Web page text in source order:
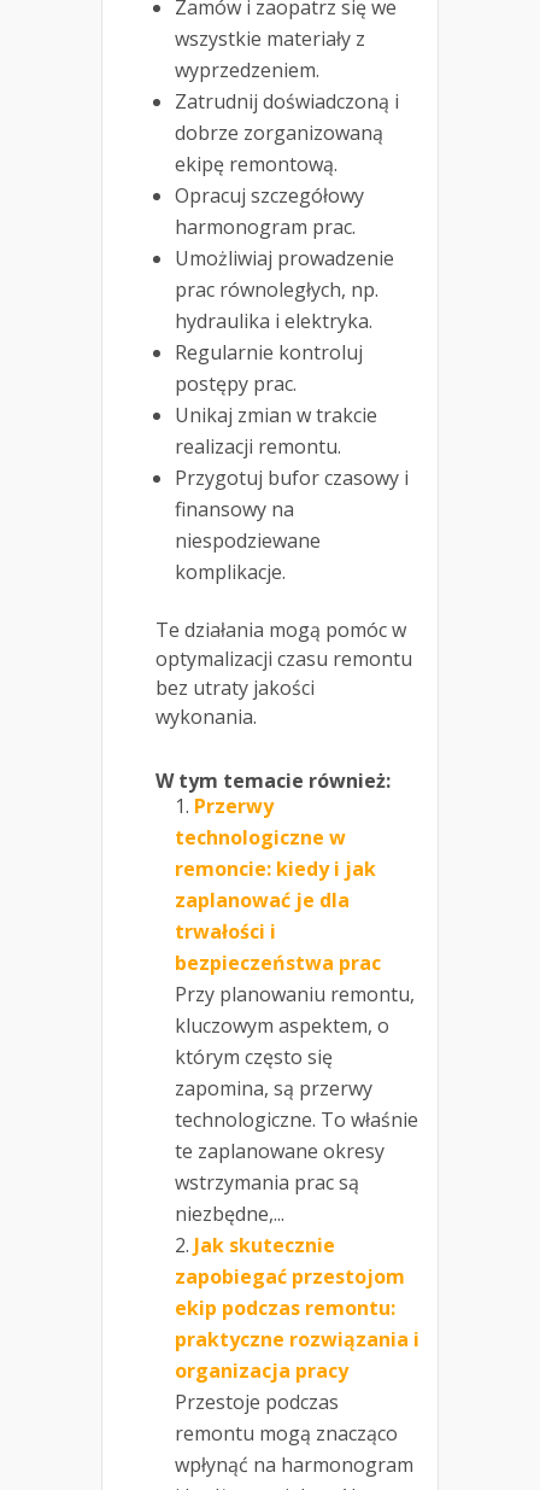
Zamów i zaopatrz się we
wszystkie materiały z
wyprzedzeniem.
Zatrudnij doświadczoną i
dobrze zorganizowaną
ekipę remontową.
Opracuj szczegółowy
harmonogram prac.
Umożliwiaj prowadzenie
prac równoległych, np.
hydraulika i elektryka.
Regularnie kontroluj
postępy prac.
Unikaj zmian w trakcie
realizacji remontu.
Przygotuj bufor czasowy i
finansowy na
niespodziewane
komplikacje.
Te działania mogą pomóc w
optymalizacji czasu remontu
bez utraty jakości
wykonania.
W tym temacie również:
Przerwy
technologiczne w
remoncie: kiedy i jak
zaplanować je dla
trwałości i
bezpieczeństwa prac
Przy planowaniu remontu,
kluczowym aspektem, o
którym często się
zapomina, są przerwy
technologiczne. To właśnie
te zaplanowane okresy
wstrzymania prac są
niezbędne,...
Jak skutecznie
zapobiegać przestojom
ekip podczas remontu:
praktyczne rozwiązania i
organizacja pracy
Przestoje podczas
remontu mogą znacząco
wpłynąć na harmonogram